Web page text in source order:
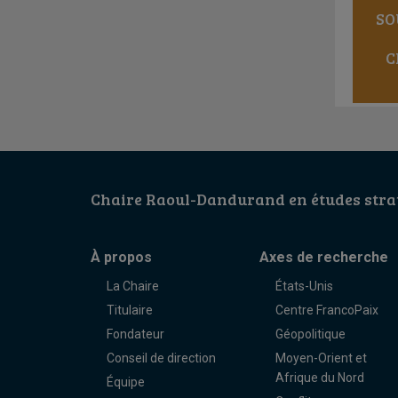
Chaire Raoul-Dandurand en études
À propos
La Chaire
Titulaire
Fondateur
Conseil de direction
Équipe
Axes de recherche
États-Unis
Centre FrancoPaix
Géopolitique
Moyen-Orient et
Afrique du Nord